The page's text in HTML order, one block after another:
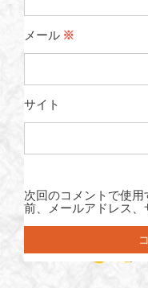
メール ※
サイト
次回のコメントで使
前、メールアドレス、